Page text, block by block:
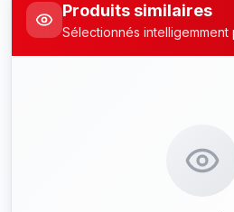
Produits similaires
Sélectionnés intelligemment